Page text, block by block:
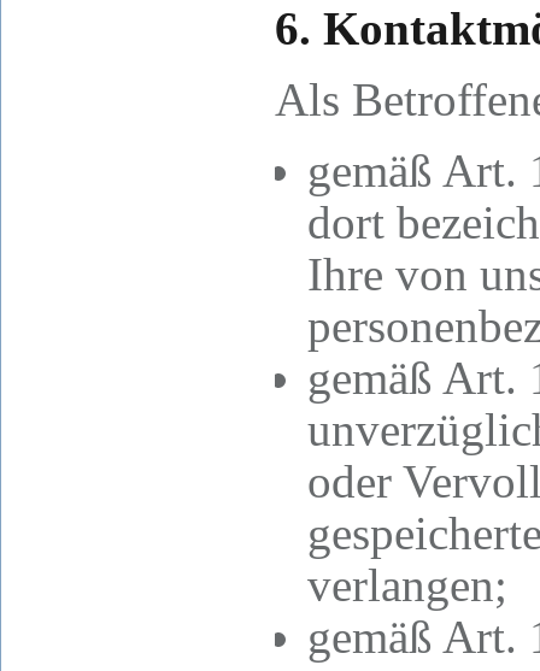
6.
Als
gemäß Art.
dort
Ihre von
gemäß Art.
oder
verlangen;
gemäß Art.